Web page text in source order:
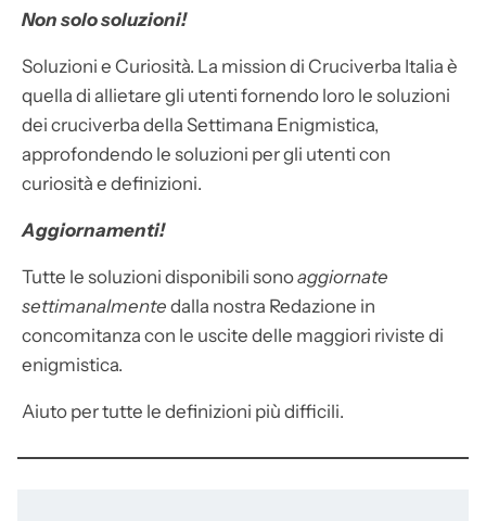
Non solo soluzioni!
Soluzioni e Curiosità. La mission di Cruciverba Italia è
quella di allietare gli utenti fornendo loro le soluzioni
dei cruciverba della Settimana Enigmistica,
approfondendo le soluzioni per gli utenti con
curiosità e definizioni.
Aggiornamenti!
Tutte le soluzioni disponibili sonoaggiornate
settimanalmente dalla nostra Redazione in
concomitanza con le uscite delle maggiori riviste di
enigmistica.
Aiuto per tutte le definizioni più difficili.